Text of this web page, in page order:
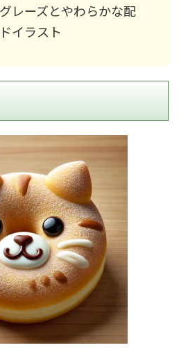
レーズとやわらかな配
イラスト